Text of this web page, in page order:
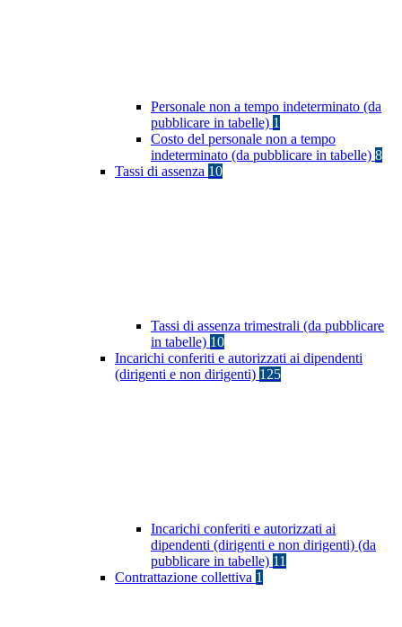
Personale non a tempo indeterminato (da
pubblicare in tabelle) 1
Costo del personale non a tempo
indeterminato (da pubblicare in tabelle) 8
Tassi di assenza 10
Tassi di assenza trimestrali (da pubblicare
in tabelle) 10
Incarichi conferiti e autorizzati ai dipendenti
(dirigenti e non dirigenti) 125
Incarichi conferiti e autorizzati ai
dipendenti (dirigenti e non dirigenti) (da
pubblicare in tabelle) 11
Contrattazione collettiva 1